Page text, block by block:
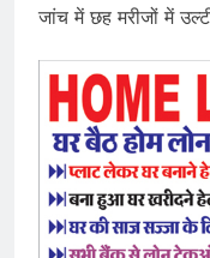
जांच में छह मरीजों में